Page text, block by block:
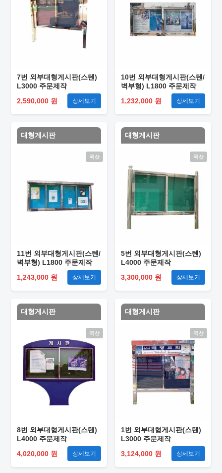
7번 외부대형게시판(스텐)
L3000 주문제작
2,590,000 원
상세보기
10번 외부대형게시판(스텐/
벽부형) L1800 주문제작
1,232,000 원
상세보기
대형게시판
국산
11번 외부대형게시판(스텐/
벽부형) L1800 주문제작
1,243,000 원
상세보기
대형게시판
국산
5번 외부대형게시판(스텐)
L4000 주문제작
3,300,000 원
상세보기
대형게시판
국산
8번 외부대형게시판(스텐)
L4000 주문제작
4,020,000 원
상세보기
대형게시판
국산
1번 외부대형게시판(스텐)
L3000 주문제작
3,124,000 원
상세보기